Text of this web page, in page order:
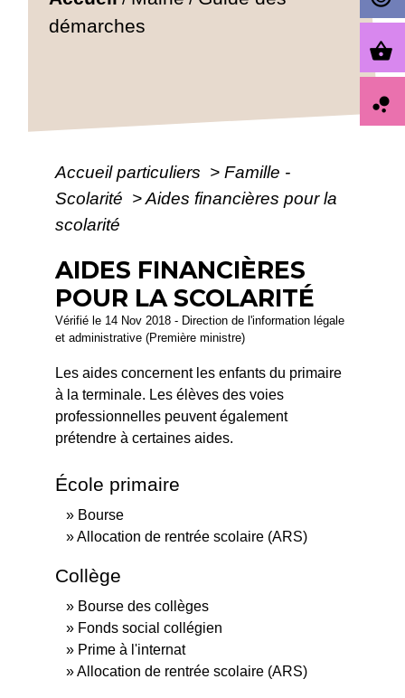
démarches
Accueil particuliers > Famille -
Scolarité >Aides financières pour la
scolarité
AIDES FINANCIÈRES
POUR LA SCOLARITÉ
Vérifié le 14 Nov 2018 - Direction de l'information légale
et administrative (Première ministre)
Les aides concernent les enfants du primaire
à la terminale. Les élèves des voies
professionnelles peuvent également
prétendre à certaines aides.
École primaire
Bourse
Allocation de rentrée scolaire (ARS)
Collège
Bourse des collèges
Fonds social collégien
Prime à l'internat
Allocation de rentrée scolaire (ARS)
shopping_basket
bubble_chart